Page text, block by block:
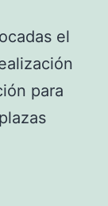
el
para